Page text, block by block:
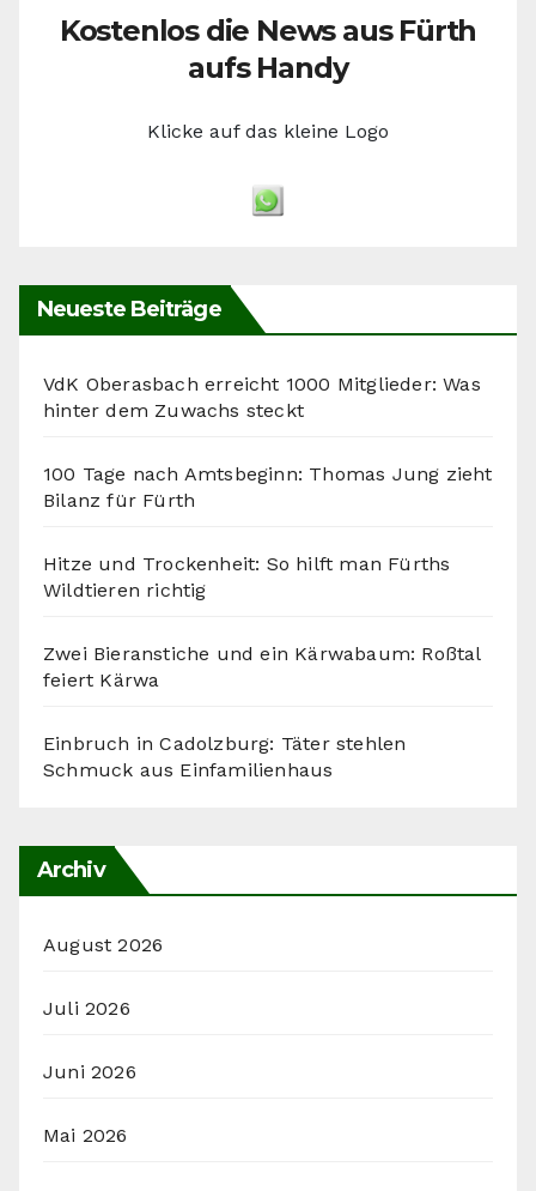
Kostenlos die News aus Fürth
aufs Handy
Klicke auf das kleine Logo
Neueste Beiträge
VdK Oberasbach erreicht 1000 Mitglieder: Was
hinter dem Zuwachs steckt
100 Tage nach Amtsbeginn: Thomas Jung zieht
Bilanz für Fürth
Hitze und Trockenheit: So hilft man Fürths
Wildtieren richtig
Zwei Bieranstiche und ein Kärwabaum: Roßtal
feiert Kärwa
Einbruch in Cadolzburg: Täter stehlen
Schmuck aus Einfamilienhaus
Archiv
August 2026
Juli 2026
Juni 2026
Mai 2026